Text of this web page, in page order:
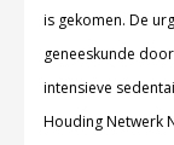
is gekomen. De
geneeskunde
intensieve
Houding Netwerk